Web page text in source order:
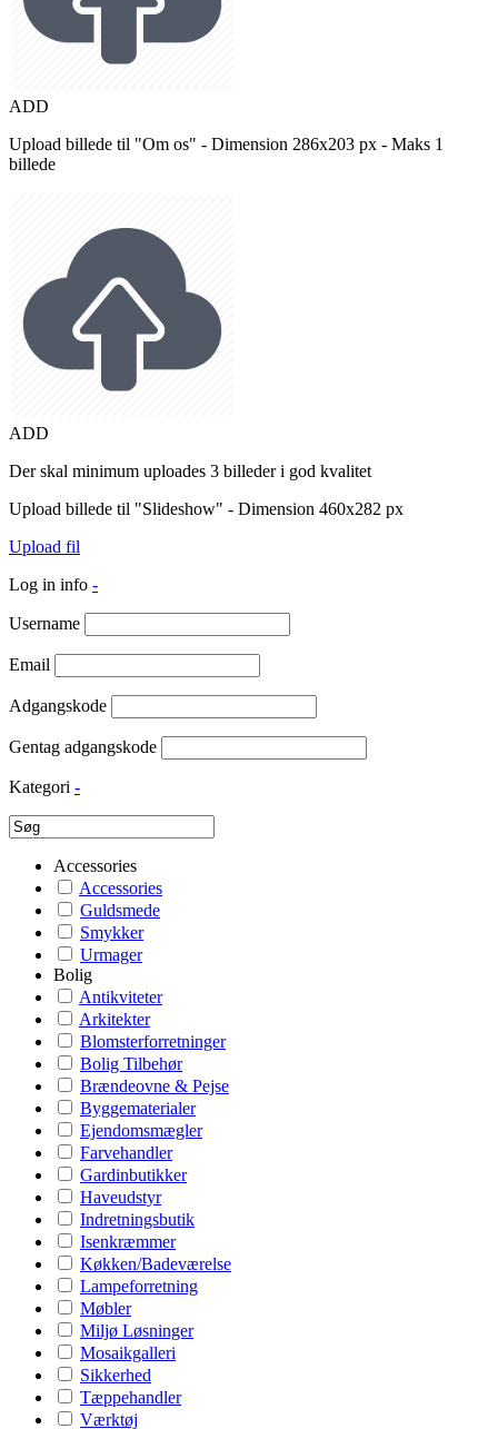
ADD
Upload billede til "Om os" - Dimension 286x203 px - Maks 1
billede
ADD
Der skal minimum uploades 3 billeder i god kvalitet
Upload billede til "Slideshow" - Dimension 460x282 px
Upload fil
Log in info -
Username
Email
Adgangskode
Gentag adgangskode
Kategori -
Accessories
Accessories
Guldsmede
Smykker
Urmager
Bolig
Antikviteter
Arkitekter
Blomsterforretninger
Bolig Tilbehør
Brændeovne & Pejse
Byggematerialer
Ejendomsmægler
Farvehandler
Gardinbutikker
Haveudstyr
Indretningsbutik
Isenkræmmer
Køkken/Badeværelse
Lampeforretning
Møbler
Miljø Løsninger
Mosaikgalleri
Sikkerhed
Tæppehandler
Værktøj